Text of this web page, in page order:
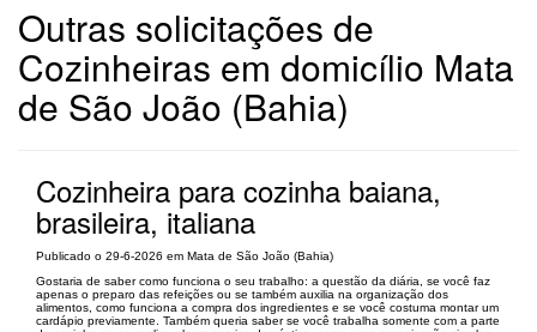
Outras solicitações de
Cozinheiras em domicílio Mata
de São João (Bahia)
Cozinheira para cozinha baiana,
brasileira, italiana
Publicado o 29-6-2026 em Mata de São João (Bahia)
Gostaria de saber como funciona o seu trabalho: a questão da diária, se você faz
apenas o preparo das refeições ou se também auxilia na organização dos
alimentos, como funciona a compra dos ingredientes e se você costuma montar um
cardápio previamente. Também queria saber se você trabalha somente com a parte